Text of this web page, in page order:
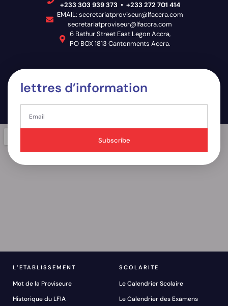
+233 303 939 373 • +233 272 701 414
EMAIL: secretariatproviseur@lfaccra.com
secretariatproviseur@lfaccra.com
6 Bathur Street East Legon Accra,
PO BOX 1813 Cantonments Accra.
lettres d’information
Subscribe
L’ETABLISSEMENT
Mot de la Proviseure
Historique du LFIA
SCOLARITE
Le Calendrier Scolaire
Le Calendrier des Examens